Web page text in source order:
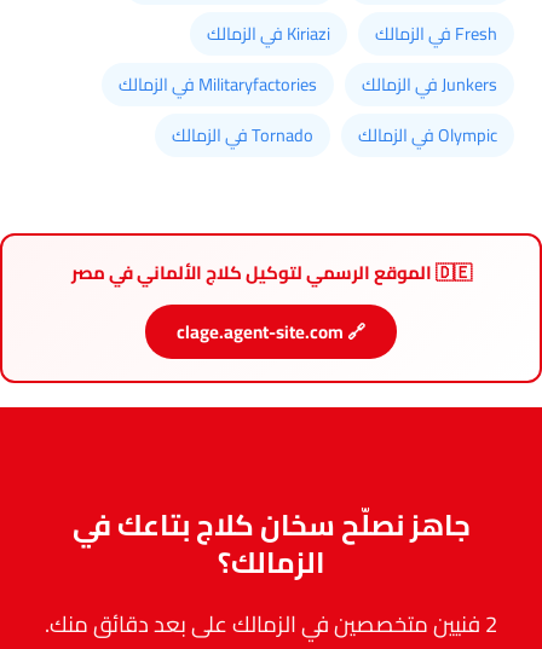
Fresh في الزمالك
Kiriazi في الزمالك
Junkers في الزمالك
Militaryfactories في الزمالك
Olympic في الزمالك
Tornado في الزمالك
🇩🇪 الموقع الرسمي لتوكيل كلاج الألماني في مصر
🔗 clage.agent-site.com
جاهز نصلّح سخان كلاج بتاعك في
الزمالك؟
2 فنيين متخصصين في الزمالك على بعد دقائق منك.